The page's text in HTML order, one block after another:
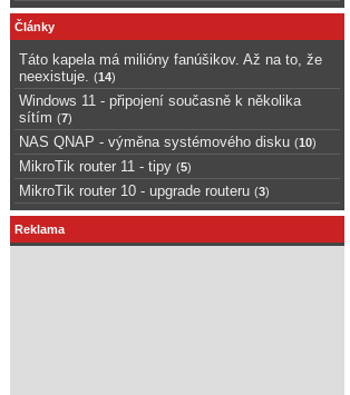
Články
Táto kapela má milióny fanúšikov. Až na to, že
neexistuje.
(14)
Windows 11 - připojení současně k několika
sítím (7)
NAS QNAP - výměna systémového disku (10)
MikroTik router 11 - tipy (5)
MikroTik router 10 - upgrade routeru (3)
Reklama